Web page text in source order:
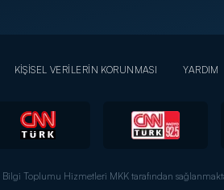
KİŞİSEL VERİLERİN KORUNMASI YARDIM
Bilgi Toplumu Hizmetleri MKK tarafından